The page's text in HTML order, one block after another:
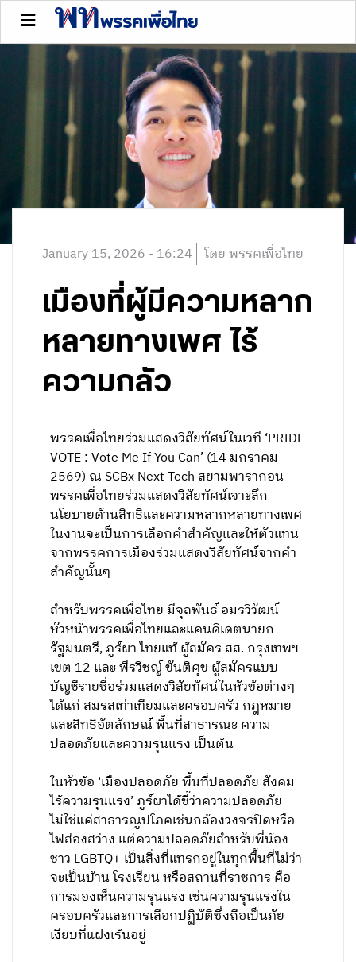
January 15, 2026 - 16:24 โดย พรรคเพื่อไทย
เมืองที่ผู้มีความหลาก
หลายทางเพศ ไร้
ความกลัว
พรรคเพื่อไทยร่วมแสดงวิสัยทัศน์ในเวที ‘PRIDE
VOTE : Vote Me If You Can’ (14 มกราคม
2569) ณ SCBx Next Tech สยามพารากอน
พรรคเพื่อไทยร่วมแสดงวิสัยทัศน์เจาะลึก
นโยบายด้านสิทธิและความหลากหลายทางเพศ
ในงานจะเป็นการเลือกคำสำคัญและให้ตัวแทน
จากพรรคการเมืองร่วมแสดงวิสัยทัศน์จากคำ
สำคัญนั้นๆ
สำหรับพรรคเพื่อไทย มีจุลพันธ์ อมรวิวัฒน์
หัวหน้าพรรคเพื่อไทยและแคนดิเดตนายก
รัฐมนตรี, ภูร์ผา ไทยแท้ ผู้สมัคร สส. กรุงเทพฯ
เขต 12 และ พีรวิชญ์ ขันติศุข ผู้สมัครแบบ
บัญชีรายชื่อร่วมแสดงวิสัยทัศน์ในหัวข้อต่างๆ
ได้แก่ สมรสเท่าเทียมและครอบครัว กฎหมาย
และสิทธิอัตลักษณ์ พื้นที่สาธารณะ ความ
ปลอดภัยและความรุนแรง เป็นต้น
ในหัวข้อ ‘เมืองปลอดภัย พื้นที่ปลอดภัย สังคม
ไร้ความรุนแรง’ ภูร์ผาได้ชี้ว่าความปลอดภัย
ไม่ใช่แค่สาธารณูปโภคเช่นกล้องวงจรปิดหรือ
ไฟส่องสว่าง แต่ความปลอดภัยสำหรับพี่น้อง
ชาว LGBTQ+ เป็นสิ่งที่แทรกอยู่ในทุกพื้นที่ไม่ว่า
จะเป็นบ้าน โรงเรียน หรือสถานที่ราชการ คือ
การมองเห็นความรุนแรง เช่นความรุนแรงใน
ครอบครัวและการเลือกปฏิบัติซึ่งถือเป็นภัย
เงียบที่แฝงเร้นอยู่